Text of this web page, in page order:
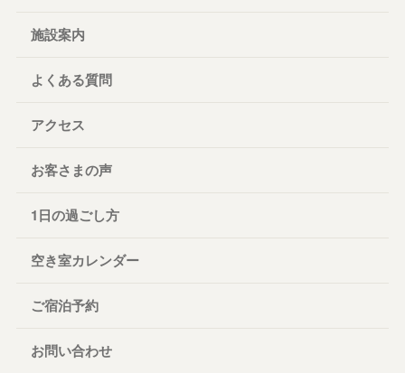
施設案内
よくある質問
アクセス
お客さまの声
1日の過ごし方
空き室カレンダー
ご宿泊予約
お問い合わせ